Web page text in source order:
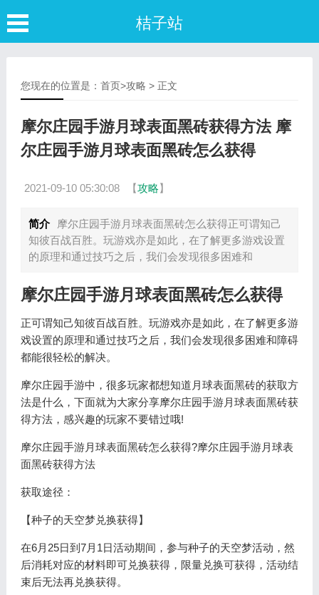
桔子站
您现在的位置是： 首页>攻略 > 正文
摩尔庄园手游月球表面黑砖获得方法 摩
尔庄园手游月球表面黑砖怎么获得
2021-09-10 05:30:08 【攻略】
简介
摩尔庄园手游月球表面黑砖怎么获得正可谓知己
知彼百战百胜。玩游戏亦是如此，在了解更多游戏设置
的原理和通过技巧之后，我们会发现很多困难和
摩尔庄园手游月球表面黑砖怎么获得
正可谓知己知彼百战百胜。玩游戏亦是如此，在了解更多游
戏设置的原理和通过技巧之后，我们会发现很多困难和障碍
都能很轻松的解决。
摩尔庄园手游中，很多玩家都想知道月球表面黑砖的获取方
法是什么，下面就为大家分享摩尔庄园手游月球表面黑砖获
得方法，感兴趣的玩家不要错过哦!
摩尔庄园手游月球表面黑砖怎么获得?摩尔庄园手游月球表
面黑砖获得方法
获取途径：
【种子的天空梦兑换获得】
在6月25日到7月1日活动期间，参与种子的天空梦活动，然
后消耗对应的材料即可兑换获得，限量兑换可获得，活动结
束后无法再兑换获得。